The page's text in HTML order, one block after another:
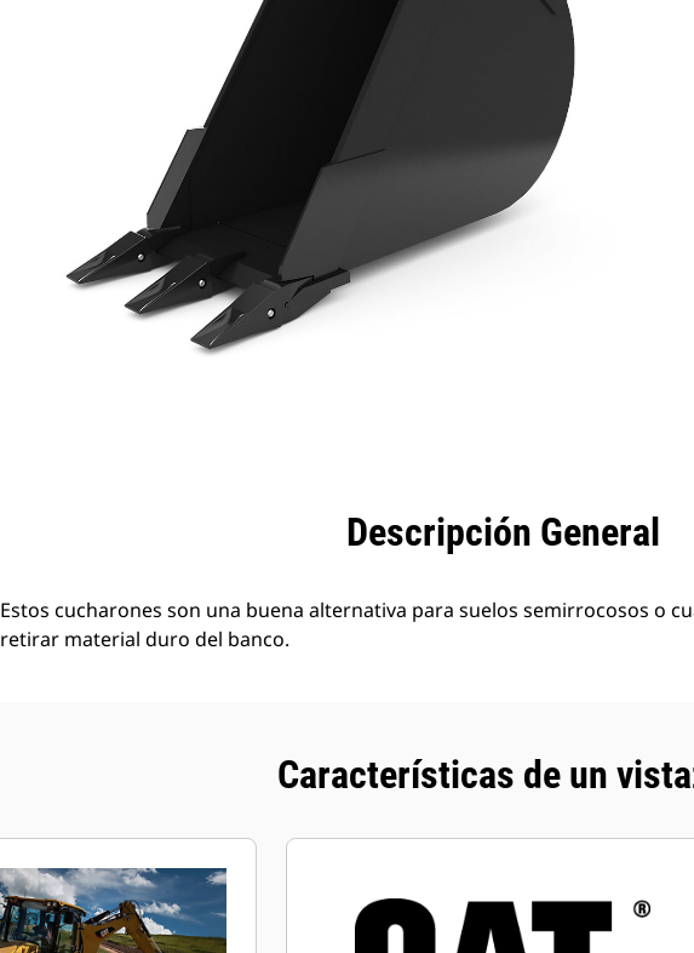
Descripción General
Estos cucharones son una buena alternativa para suelos semirrocosos o
retirar material duro del banco.
Características de un